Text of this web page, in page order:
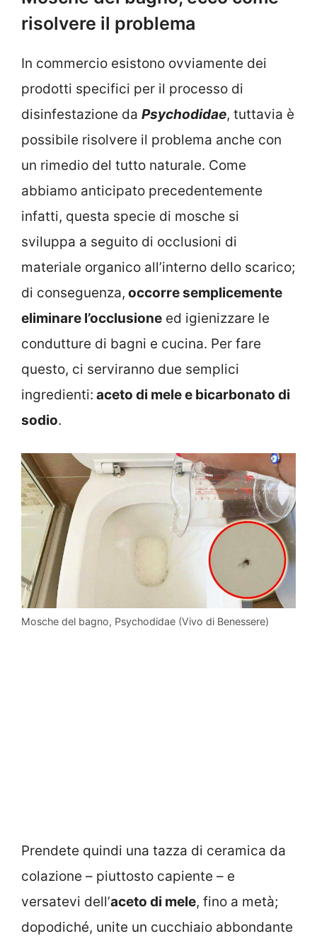
risolvere il problema
In commercio esistono ovviamente dei
prodotti specifici per il processo di
disinfestazione da Psychodidae, tuttavia è
possibile risolvere il problema anche con
un rimedio del tutto naturale. Come
abbiamo anticipato precedentemente
infatti, questa specie di mosche si
sviluppa a seguito di occlusioni di
materiale organico all’interno dello scarico;
di conseguenza, occorre semplicemente
eliminare l’occlusione ed igienizzare le
condutture di bagni e cucina. Per fare
questo, ci serviranno due semplici
ingredienti: aceto di mele e bicarbonato di
sodio.
Mosche del bagno, Psychodidae (Vivo di Benessere)
Prendete quindi una tazza di ceramica da
colazione – piuttosto capiente – e
versatevi dell’aceto di mele, fino a metà;
dopodiché, unite un cucchiaio abbondante